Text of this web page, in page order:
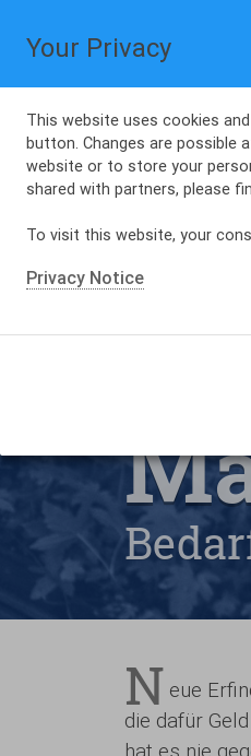
Starten
N eue
die dafür
hat es nie
Your Privacy
This website uses cookies
button. Changes are possible
website or to store your
shared with partners, please
To visit this website, your
Privacy Notice